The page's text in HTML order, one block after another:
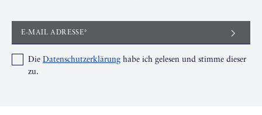
E-MAIL ADRESSE*
Die Datenschutzerklärung habe ich gelesen und stimme dieser
zu.